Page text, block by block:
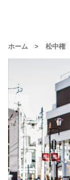
ホーム > 松中権